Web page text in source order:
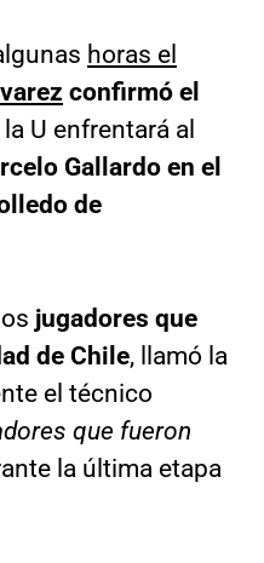
horas el
confirmó el
U enfrentará al
Gallardo en el
de
jugadores que
de Chile, llamó la
el técnico
que fueron
la última etapa